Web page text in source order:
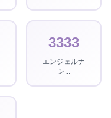
3333
エンジェルナ
ン...